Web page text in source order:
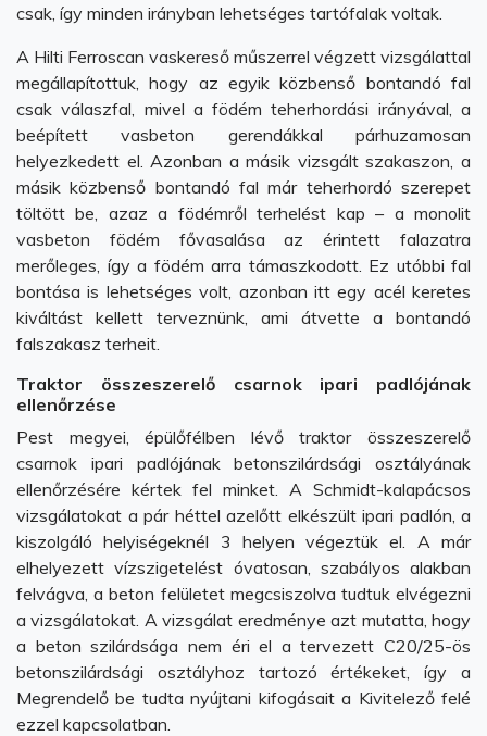
csak, így minden irányban lehetséges tartófalak voltak.
A Hilti Ferroscan vaskereső műszerrel végzett vizsgálattal
megállapítottuk, hogy az egyik közbenső bontandó fal
csak válaszfal, mivel a födém teherhordási irányával, a
beépített vasbeton gerendákkal párhuzamosan
helyezkedett el. Azonban a másik vizsgált szakaszon, a
másik közbenső bontandó fal már teherhordó szerepet
töltött be, azaz a födémről terhelést kap – a monolit
vasbeton födém fővasalása az érintett falazatra
merőleges, így a födém arra támaszkodott. Ez utóbbi fal
bontása is lehetséges volt, azonban itt egy acél keretes
kiváltást kellett terveznünk, ami átvette a bontandó
falszakasz terheit.
Traktor összeszerelő csarnok ipari padlójának
ellenőrzése
Pest megyei, épülőfélben lévő traktor összeszerelő
csarnok ipari padlójának betonszilárdsági osztályának
ellenőrzésére kértek fel minket. A Schmidt-kalapácsos
vizsgálatokat a pár héttel azelőtt elkészült ipari padlón, a
kiszolgáló helyiségeknél 3 helyen végeztük el. A már
elhelyezett vízszigetelést óvatosan, szabályos alakban
felvágva, a beton felületet megcsiszolva tudtuk elvégezni
a vizsgálatokat. A vizsgálat eredménye azt mutatta, hogy
a beton szilárdsága nem éri el a tervezett C20/25-ös
betonszilárdsági osztályhoz tartozó értékeket, így a
Megrendelő be tudta nyújtani kifogásait a Kivitelező felé
ezzel kapcsolatban.